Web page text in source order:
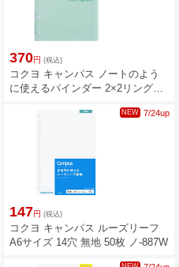
370円 (税込)
コクヨ キャンパス ノートのよう
に使えるバインダー 2×2リング
NEW 7/24up
147円 (税込)
コクヨ キャンパス ルーズリーフ
A6サイズ 14穴 無地 50枚 ノ-887W